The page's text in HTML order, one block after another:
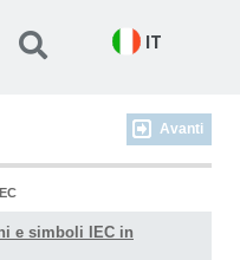
IT
Avanti
e simboli IEC in